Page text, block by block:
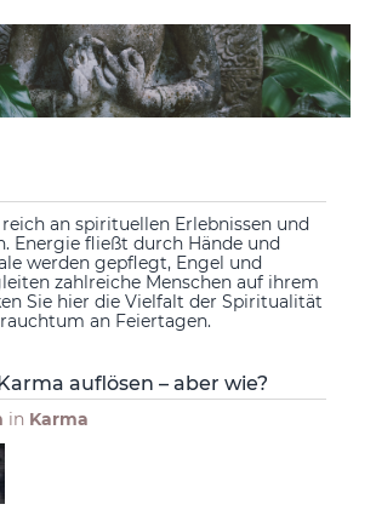
an spirituellen Erlebnissen und
Energie fließt durch Hände und
werden gepflegt, Engel und
zahlreiche Menschen auf ihrem
Sie hier die Vielfalt der Spiritualität
an Feiertagen.
auflösen – aber wie?
in Karma